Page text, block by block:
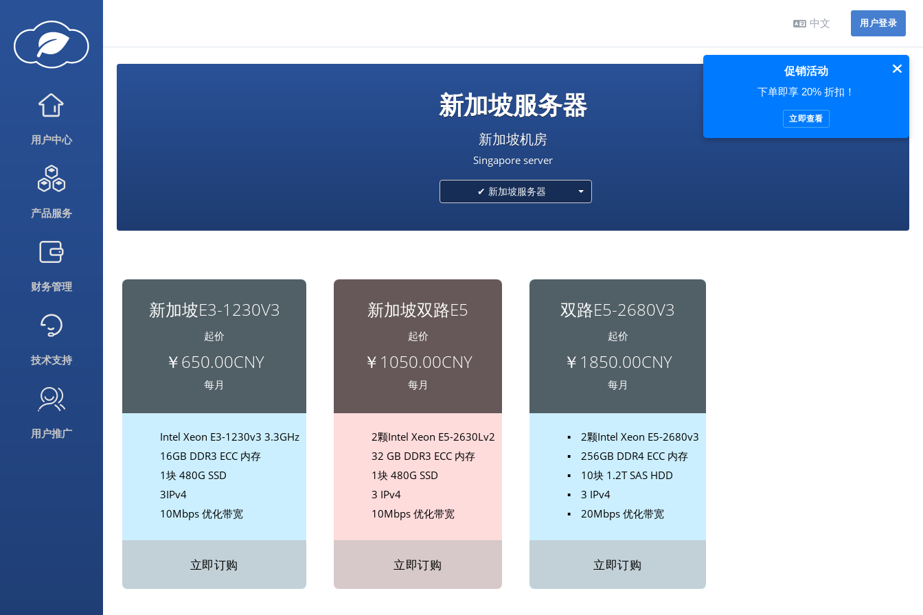
用户中心
产品服务
财务管理
技术支持
用户推广
中文 用户登录
新加坡服务器
新加坡机房
Singapore server
✔ 新加坡服务器
新加坡E3-1230V3
起价
￥650.00CNY
每月
Intel Xeon E3-1230v3 3.3GHz
16GB DDR3 ECC 内存
1块 480G SSD
3IPv4
10Mbps 优化带宽
立即订购
新加坡双路E5
起价
￥1050.00CNY
每月
2颗Intel Xeon E5-2630Lv2
32 GB DDR3 ECC 内存
1块 480G SSD
3 IPv4
10Mbps 优化带宽
立即订购
双路E5-2680V3
起价
￥1850.00CNY
每月
▪ 2颗Intel Xeon E5-2680v3
▪ 256GB DDR4 ECC 内存
▪ 10块 1.2T SAS HDD
▪ 3 IPv4
▪ 20Mbps 优化带宽
立即订购
促销活动
下单即享 20% 折扣！
立即查看